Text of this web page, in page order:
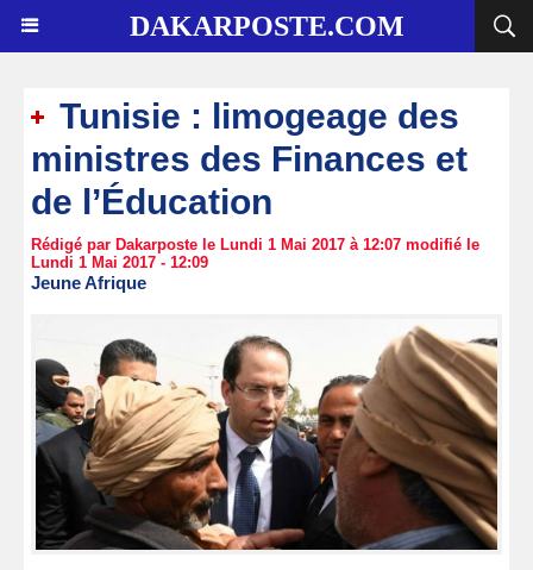
DAKARPOSTE.COM
Tunisie : limogeage des
ministres des Finances et
de l’Éducation
Rédigé par Dakarposte le Lundi 1 Mai 2017 à 12:07 modifié le
Lundi 1 Mai 2017 - 12:09
Jeune Afrique